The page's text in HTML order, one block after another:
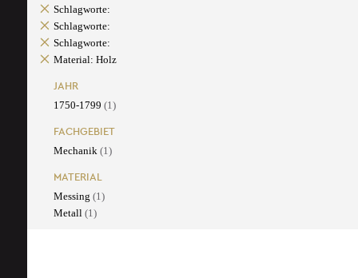
Schlagworte:
Schlagworte:
Schlagworte:
Material: Holz
JAHR
1750-1799 (1)
FACHGEBIET
Mechanik (1)
MATERIAL
Messing (1)
Metall (1)